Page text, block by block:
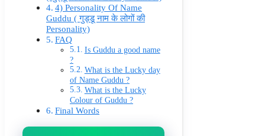
4) Personality Of Name
Guddu ( गुड्डू नाम के लोगों की
Personality)
FAQ
Is Guddu a good name
?
What is the Lucky day
of Name Guddu ?
What is the Lucky
Colour of Guddu ?
Final Words